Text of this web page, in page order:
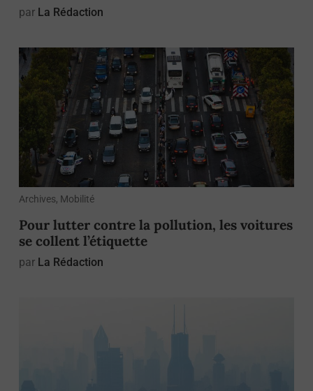
par La Rédaction
Archives, Mobilité
Pour lutter contre la pollution, les voitures
se collent l’étiquette
par La Rédaction